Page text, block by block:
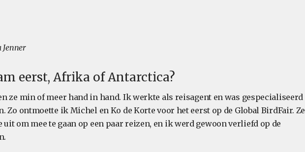
Jenner
eerst, Afrika of Antarctica?
ze min of meer hand in hand. Ik werkte als reisagent en was gespecialiseerd
Zo ontmoette ik Michel en Ko de Korte voor het eerst op de Global BirdFair. Ze
uit om mee te gaan op een paar reizen, en ik werd gewoon verliefd op de